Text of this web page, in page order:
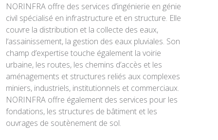
NORINFRA offre des services d’ingénierie en génie
civil spécialisé en infrastructure et en structure. Elle
couvre la distribution et la collecte des eaux,
l‘assainissement, la gestion des eaux pluviales. Son
champ d’expertise touche également la voirie
urbaine, les routes, les chemins d’accès et les
aménagements et structures reliés aux complexes
miniers, industriels, institutionnels et commerciaux.
NORINFRA offre également des services pour les
fondations, les structures de bâtiment et les
ouvrages de soutènement de sol.